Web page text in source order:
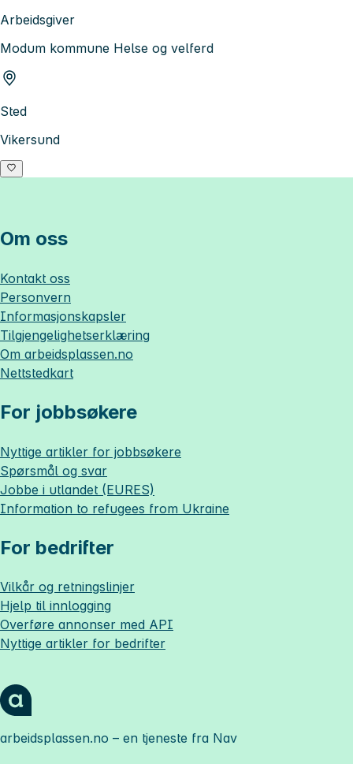
Arbeidsgiver
Modum kommune Helse og velferd
Sted
Vikersund
Om oss
Kontakt oss
Personvern
Informasjonskapsler
Tilgjengelighetserklæring
Om arbeidsplassen.no
Nettstedkart
For jobbsøkere
Nyttige artikler for jobbsøkere
Spørsmål og svar
Jobbe i utlandet (EURES)
Information to refugees from Ukraine
For bedrifter
Vilkår og retningslinjer
Hjelp til innlogging
Overføre annonser med API
Nyttige artikler for bedrifter
arbeidsplassen.no – en tjeneste fra Nav